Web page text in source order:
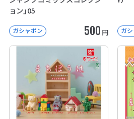
ョン」05
ガシャポン 500 円 ガ